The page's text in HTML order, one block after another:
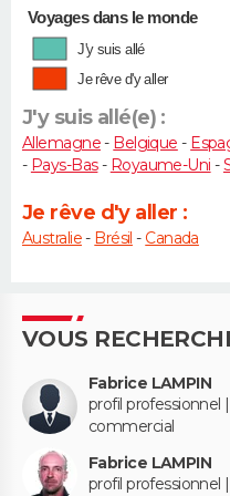
Voyages dans le monde
J'y suis allé
Je rêve d'y aller
J'y suis allé(e) :
Allemagne- Belgique -
- Pays-Bas- Royaume-Uni -
Je rêve d'y aller :
Australie- Brésil - Canada
VOUS
Fabrice LAMPIN
profil professionnel
commercial
Fabrice LAMPIN
profil professionnel